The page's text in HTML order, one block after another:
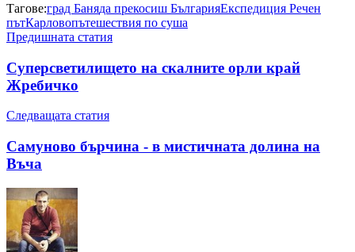
Тагове:град Баняда прекосиш БългарияЕкспедиция Речен
пътКарловопътешествия по суша
Предишната статия
Суперсветилището на скалните орли край
Жребичко
Следващата статия
Самуново бърчина - в мистичната долина на
Въча